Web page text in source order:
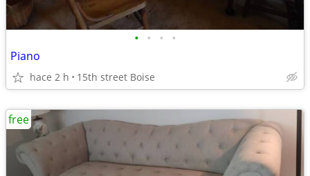
• • • •
Piano
hace 2 h 15th street Boise
free